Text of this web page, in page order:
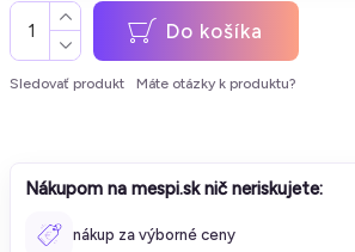
Do košíka
Sledovať produkt Máte otázky k produktu?
Nákupom na mespi.sk nič neriskujete:
nákup za výborné ceny